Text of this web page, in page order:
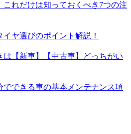
これだけは知っておくべき7つの注
ヤ選びのポイント解説！
は【新車】【中古車】どっちがい
でできる車の基本メンテナンス項